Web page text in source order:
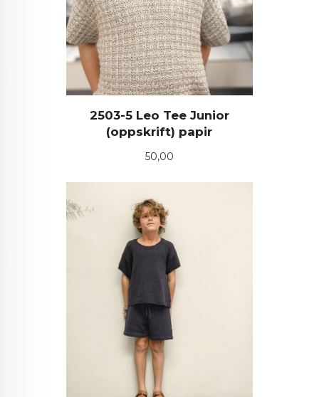
2503-5 Leo Tee Junior
(oppskrift) papir
Pris
50,00